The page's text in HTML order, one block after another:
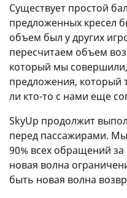
Существует простой
предложенных кресел
объем был у других
пересчитаем объем
который мы
предложения, который
ли кто-то с нами еще
SkyUp продолжит
перед пассажирами.
90% всех обращений за
новая волна
быть новая волна